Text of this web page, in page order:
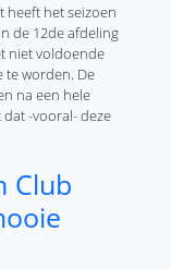
heeft het seizoen
de 12de afdeling
niet voldoende
te worden. De
na een hele
-vooral- deze
eindigt op 4de
Club